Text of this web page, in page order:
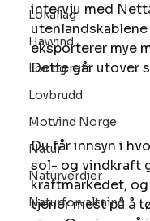
Lokallag
Havvind
Lov og rett
Lovbrudd
Motvind Norge
Natur
Naturverdier
Naturforvaltning
intervju med
eksporterer mye
Dette går utover
Du får innsyn i
sol- og vindkraft
kraftmarkedet,
tjener mest på å